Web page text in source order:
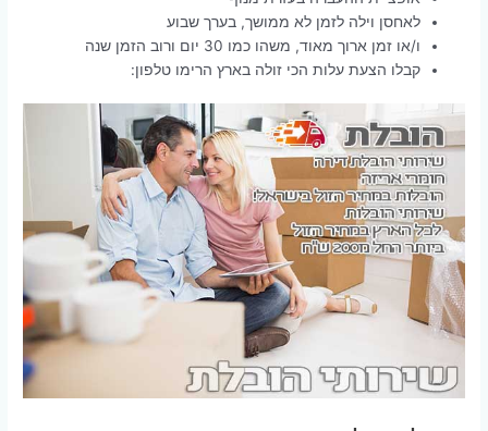
לאחסן וילה לזמן לא ממושך, בערך שבוע
ו/או זמן ארוך מאוד, משהו כמו 30 יום ורוב הזמן שנה
קבלו הצעת עלות הכי זולה בארץ הרימו טלפון: